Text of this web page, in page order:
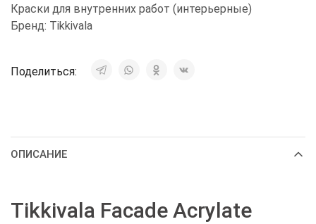
Краски для внутренних работ (интерьерные)
Бренд: Tikkivala
Поделиться:
ОПИСАНИЕ
Tikkivala Facade Acrylate